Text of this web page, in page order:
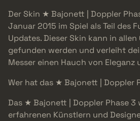
Der Skin ★ Bajonett | Doppler
Januar 2015 im Spiel als Teil des
Updates. Dieser Skin kann in
gefunden werden und verleiht
Messer einen Hauch von Eleganz
Wer hat das ★ Bajonett | Doppler
Das ★ Bajonett | Doppler Phase 3
erfahrenen Künstlern und